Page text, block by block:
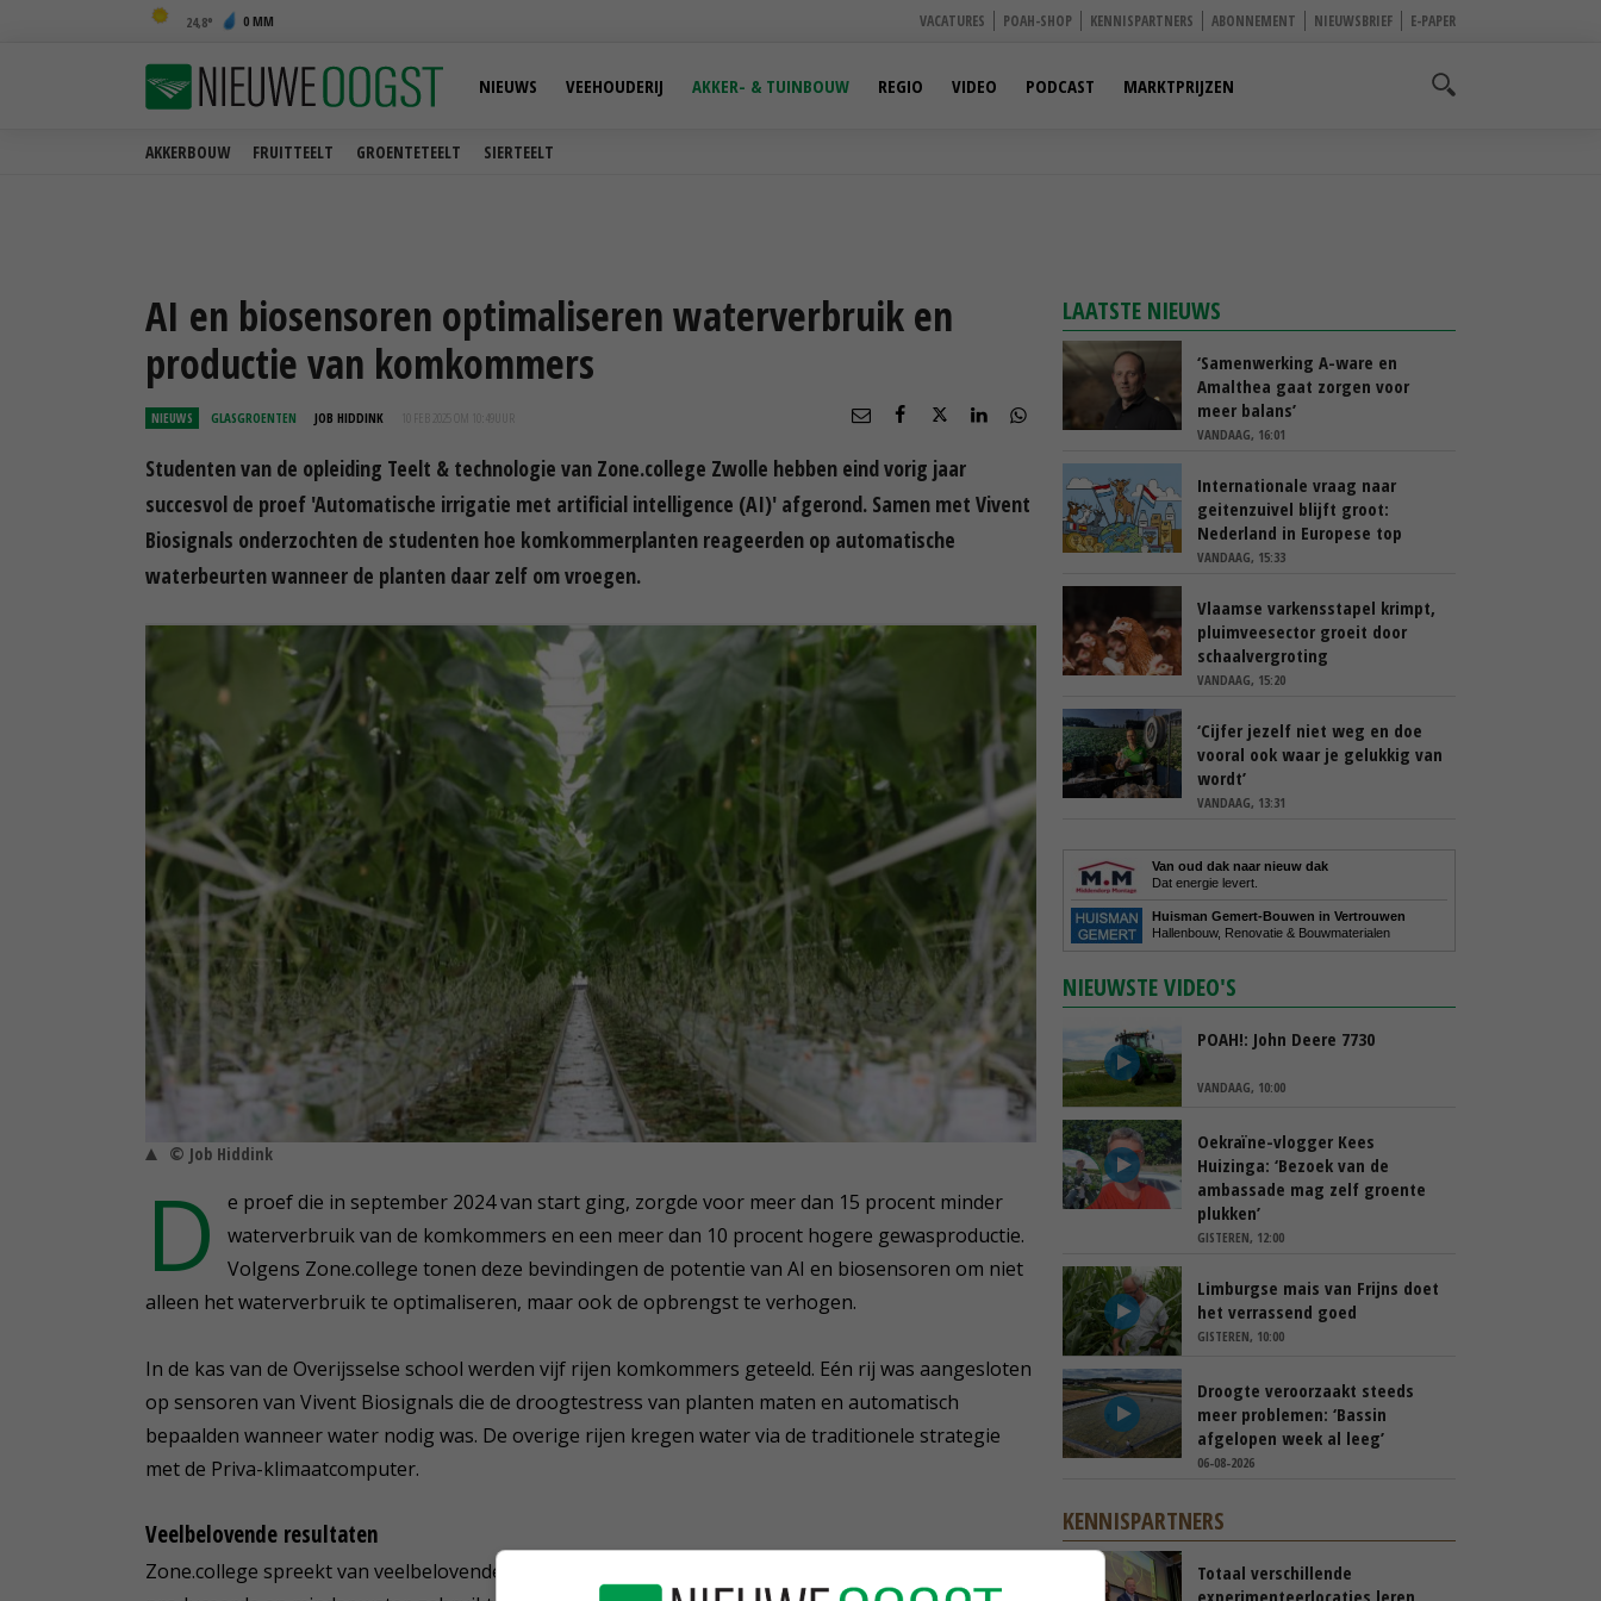
24,8 0 MM VACATURES POAH-SHOP KENNISPARTNERS ABONNEMENT NIEUWSBRIEF E-PAPER
AKKERBOUW FRUITTEELT GROENTETEELT SIERTEELT
NIEUWS VEEHOUDERIJ AKKER- & TUINBOUW REGIO VIDEO PODCAST MARKTPRIJZEN
AI en biosensoren optimaliseren waterverbruik en
productie van komkommers
NIEUWS GLASGROENTEN JOB HIDDINK 10 FEB 2025 OM 10:49
Studenten van de opleiding Teelt & technologie van Zone.college Zwolle hebben eind vorig jaar
succesvol de proef 'Automatische irrigatie met artificial intelligence (AI)' afgerond. Samen met Vivent
Biosignals onderzochten de studenten hoe komkommerplanten reageerden op automatische
waterbeurten wanneer de planten daar zelf om vroegen.
© Job Hiddink
D
e proef die in september 2024 van start ging, zorgde voor meer dan 15 procent minder
waterverbruik van de komkommers en een meer dan 10 procent hogere gewasproductie.
Volgens Zone.college tonen deze bevindingen de potentie van AI en biosensoren om niet
alleen het waterverbruik te optimaliseren, maar ook de opbrengst te verhogen.
In de kas van de Overijsselse school werden vijf rijen komkommers geteeld. Eén rij was aangesloten
op sensoren van Vivent Biosignals die de droogtestress van planten maten en automatisch
bepaalden wanneer water nodig was. De overige rijen kregen water via de traditionele strategie
met de Priva-klimaatcomputer.
Veelbelovende resultaten
Zone.college spreekt van veelbelovende resultaten. Naast dat de Vivent-rij meer komkommers
LAATSTE NIEUWS
‘Samenwerking A-ware en
Amalthea gaat zorgen voor
meer balans’
VANDAAG, 16:01
Internationale vraag naar
geitenzuivel blijft groot:
Nederland in Europese top
VANDAAG, 15:33
Vlaamse varkensstapel krimpt,
pluimveesector groeit door
schaalvergroting
VANDAAG, 15:20
‘Cijfer jezelf niet weg en doe
vooral ook waar je gelukkig van
wordt’
VANDAAG, 13:31
Van oud dak naar nieuw dak
Dat energie levert.
Huisman Gemert-Bouwen in Vertrouwen
Hallenbouw, Renovatie & Bouwmaterialen
NIEUWSTE VIDEO'S
POAH!: John Deere 7730
VANDAAG, 10:00
Oekraïne-vlogger Kees
Huizinga: ‘Bezoek van de
ambassade mag zelf groente
plukken’
GISTEREN, 12:00
Limburgse mais van Frijns doet
het verrassend goed
GISTEREN, 10:00
Droogte veroorzaakt steeds
meer problemen: ‘Bassin
afgelopen week al leeg’
06-08-2026
KENNISPARTNERS
Totaal verschillende
experimenteerlocaties leren